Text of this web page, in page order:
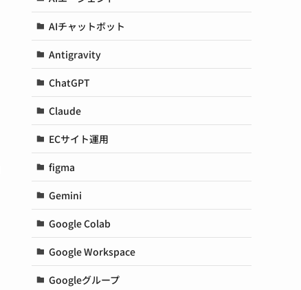
AIチャットボット
Antigravity
ChatGPT
Claude
ECサイト運用
figma
Gemini
Google Colab
Google Workspace
Googleグループ